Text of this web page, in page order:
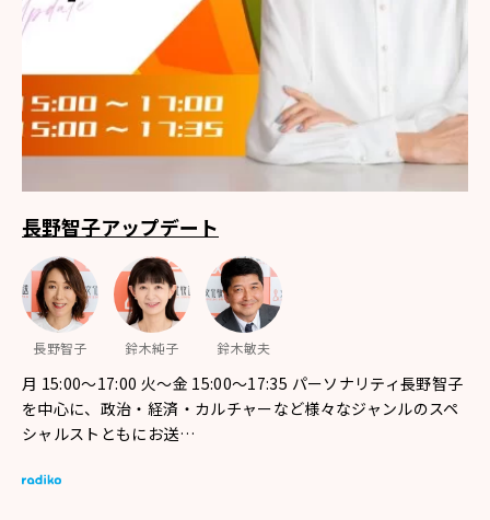
長野智子アップデート
長野智子 鈴木純子 鈴木敏夫
月 15:00～17:00 火～金 15:00～17:35 パーソナリティ長野智子
を中心に、政治・経済・カルチャーなど様々なジャンルのスペ
シャルストともにお送…